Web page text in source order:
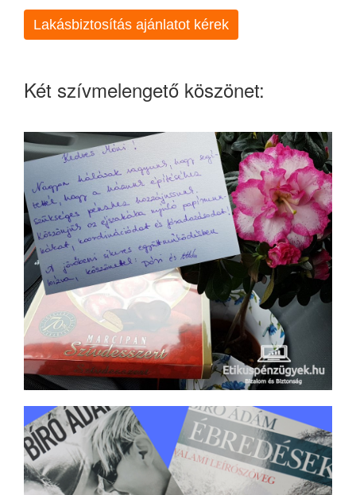
Lakásbiztosítás ajánlatot kérek
Két szívmelengető köszönet: